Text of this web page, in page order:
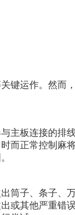
键运作。然而
主板连接的排
而正常控制麻
筒子、条子、
或其他严重错